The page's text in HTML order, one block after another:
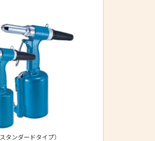
タンダードタイプ）